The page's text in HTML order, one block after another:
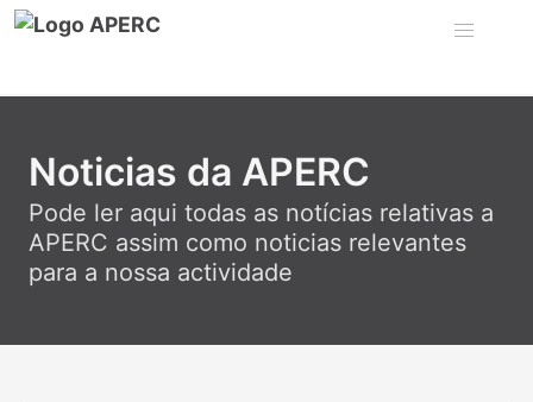
Noticias da APERC
Pode ler aqui todas as notícias relativas a
APERC assim como noticias relevantes
para a nossa actividade